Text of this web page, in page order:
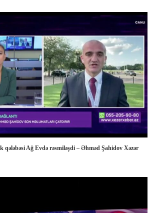
qələbəsi Ağ Evdə rəsmiləşdi – Əhməd Şahidov Xəzər